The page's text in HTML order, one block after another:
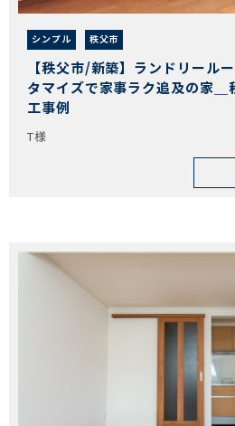
シンプル 秩父市
【秩父市/新築】ランドリール
タマイズで家事ラク追及の家＿
工事例
T様